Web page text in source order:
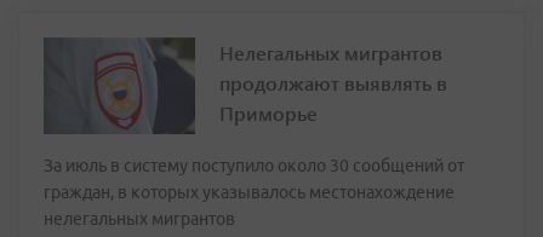
Нелегальных мигрантов
продолжают выявлять в
Приморье
За июль в систему поступило около 30 сообщений от
граждан, в которых указывалось местонахождение
нелегальных мигрантов